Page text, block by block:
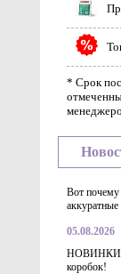
* Срок
Вот почему
аккуратные
05.08.2026
НОВИНКИ!
коробок!